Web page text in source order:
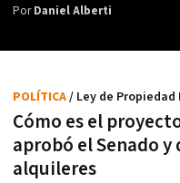
PorDaniel Alberti
Cómo es el
aprobó el Senado
alquileres
POLÍTICA/ Ley de Propiedad